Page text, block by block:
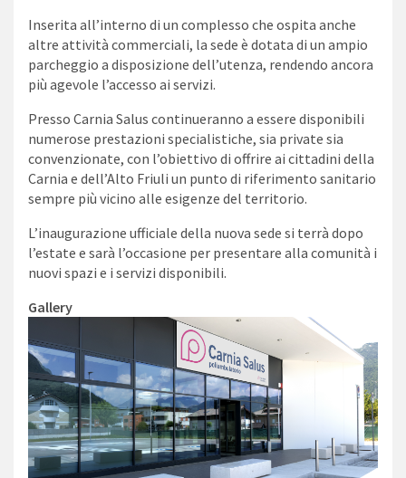
Inserita all’interno di un complesso che ospita anche
altre attività commerciali, la sede è dotata di un ampio
parcheggio a disposizione dell’utenza, rendendo ancora
più agevole l’accesso ai servizi.
Presso Carnia Salus continueranno a essere disponibili
numerose prestazioni specialistiche, sia private sia
convenzionate, con l’obiettivo di offrire ai cittadini della
Carnia e dell’Alto Friuli un punto di riferimento sanitario
sempre più vicino alle esigenze del territorio.
L’inaugurazione ufficiale della nuova sede si terrà dopo
l’estate e sarà l’occasione per presentare alla comunità i
nuovi spazi e i servizi disponibili.
Gallery